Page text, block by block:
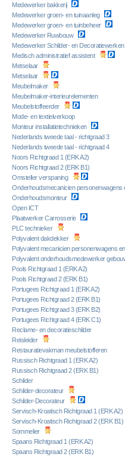
Medewerker bakkerij
Medewerker groen- en tuinaanleg
Medewerker groen- en tuinbeheer
Medewerker Ruwbouw
Medewerker Schilder- en Decoratiewerken
Medisch administratief assistent
Metselaar
Metselaar
Meubelmaker
Meubelmaker-interieurelementen
Meubelstoffeerder
Mode- en textielverkoop
Monteur installatietechnieken
Nederlands tweede taal - richtgraad 3
Nederlands tweede taal - richtgraad 4
Noors Richtgraad 1 (ERK A2)
Noors Richtgraad 2 (ERK B1)
Omsteller verspaning
Onderhoudsmecanicien personenwagens
Onderhoudsmonteur
Open ICT
Plaatwerker Carrosserie
PLC technieker
Polyvalent dakdekker
Polyvalent mecanicien personenwagens
Polyvalent onderhoudsmedewerker
Pools Richtgraad 1 (ERK A2)
Pools Richtgraad 2 (ERK B1)
Portugees Richtgraad 1 (ERK A2)
Portugees Richtgraad 2 (ERK B1)
Portugees Richtgraad 3 (ERK B2)
Portugees Richtgraad 4 (ERK C1)
Reclame- en decoratieschilder
Reisleider
Restauratievakman meubelstofferen
Russisch Richtgraad 1 (ERK A2)
Russisch Richtgraad 2 (ERK B1)
Schilder
Schilder-decorateur
Schilder-Decorateur
Servisch-Kroatisch Richtgraad 1 (ERK A2)
Servisch-Kroatisch Richtgraad 2 (ERK B1)
Sommelier
Spaans Richtgraad 1 (ERK A2)
Spaans Richtgraad 2 (ERK B1)